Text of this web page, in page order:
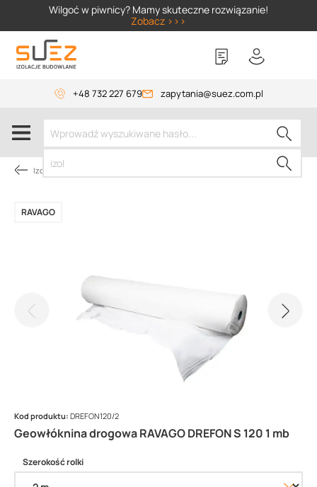
Wilgoć w piwnicy? Mamy skuteczne rozwiązanie!
Zobacz >>>
+48 732 227 679 zapytania@suez.com.pl
Izolacja fundamentów
Geowłóknina drogowa RAVAGO DREFON S 120 1 mb
RAVAGO
Kod produktu: DREFON120/2
Szerokość rolki